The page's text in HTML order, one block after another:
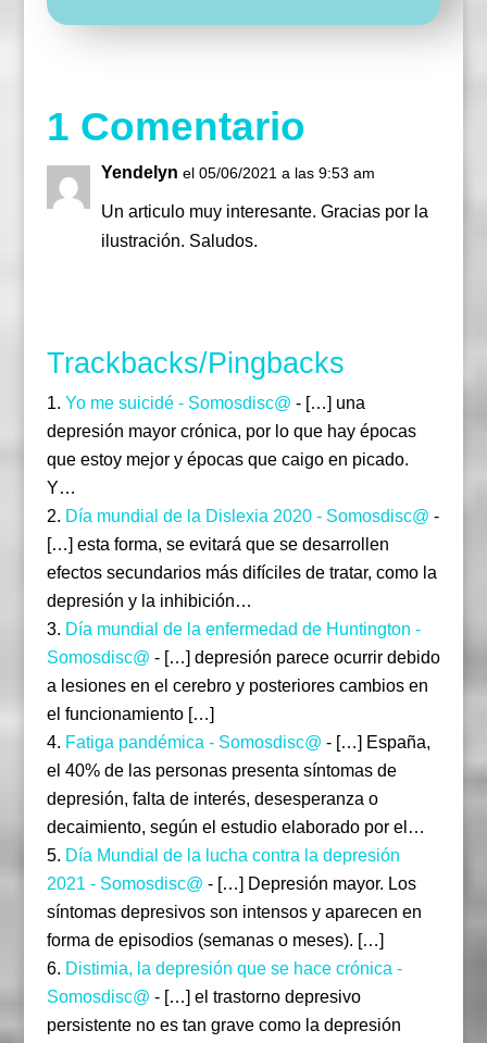
a
1 Comentario
Yendelyn el 05/06/2021 a las 9:53 am
Un articulo muy interesante. Gracias por la
ilustración. Saludos.
Trackbacks/Pingbacks
Yo me suicidé - Somosdisc@ - […] una
depresión mayor crónica, por lo que hay épocas
que estoy mejor y épocas que caigo en picado.
Y…
Día mundial de la Dislexia 2020 - Somosdisc@ -
[…] esta forma, se evitará que se desarrollen
efectos secundarios más difíciles de tratar, como la
depresión y la inhibición…
Día mundial de la enfermedad de Huntington -
Somosdisc@ - […] depresión parece ocurrir debido
a lesiones en el cerebro y posteriores cambios en
el funcionamiento […]
Fatiga pandémica - Somosdisc@ - […] España,
el 40% de las personas presenta síntomas de
depresión, falta de interés, desesperanza o
decaimiento, según el estudio elaborado por el…
Día Mundial de la lucha contra la depresión
2021 - Somosdisc@ - […] Depresión mayor. Los
síntomas depresivos son intensos y aparecen en
forma de episodios (semanas o meses). […]
Distimia, la depresión que se hace crónica -
Somosdisc@ - […] el trastorno depresivo
persistente no es tan grave como la depresión